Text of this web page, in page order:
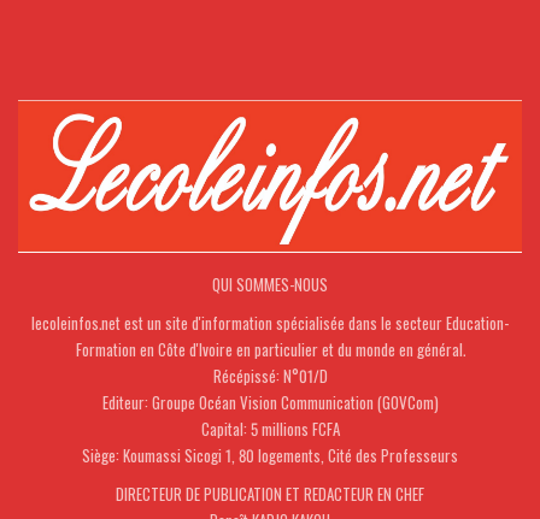
QUI SOMMES-NOUS
lecoleinfos.net est un site d'information spécialisée dans le secteur Education-
Formation en Côte d'Ivoire en particulier et du monde en général.
Récépissé: N°01/D
Editeur: Groupe Océan Vision Communication (GOVCom)
Capital: 5 millions FCFA
Siège: Koumassi Sicogi 1, 80 logements, Cité des Professeurs
DIRECTEUR DE PUBLICATION ET REDACTEUR EN CHEF